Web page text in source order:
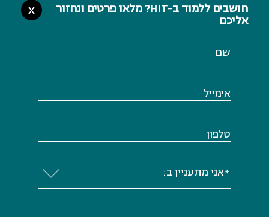
חושבים ללמוד ב-HIT? מלאו פרטים ונחזור
אליכם
X
שם
אימייל
טלפון
*אני מתעניין ב: